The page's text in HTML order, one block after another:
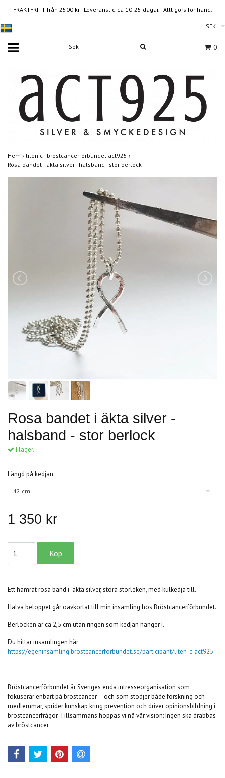
FRAKTFRITT från 2500 kr - Leveranstid ca 10-25 dagar. - Allt görs för hand.
SEK
0
Hem › liten c - bröstcancerförbundet act925 ›
Rosa bandet i äkta silver - halsband - stor berlock
Rosa bandet i äkta silver -
halsband - stor berlock
I lager.
Längd på kedjan
42 cm
1 350 kr
Ett hamrat rosa band i äkta silver, stora storleken, med kulkedja till.
Halva beloppet går oavkortat till min insamling hos Bröstcancerförbundet.
Berlocken är ca 2,5 cm utan ringen som kedjan hänger i.
Du hittar insamlingen här
https://egeninsamling.brostcancerforbundet.se/participant/liten-c-act925
Bröstcancerförbundet är Sveriges enda intresseorganisation som
fokuserar enbart på bröstcancer – och som stödjer både forskning och
medlemmar, sprider kunskap kring prevention och driver opinionsbildning i
bröstcancerfrågor. Tillsammans hoppas vi nå vår vision: Ingen ska drabbas
av bröstcancer.